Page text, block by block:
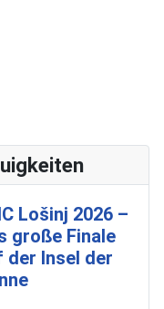
Lošinj 2026 –
große Finale
der Insel der